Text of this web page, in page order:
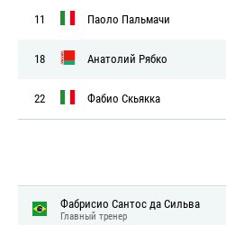
11 Паоло Пальмачи
18 Анатолий Рябко
22 Фабио Скьякка
Фабрисио Сантос да Сильва
Главный тренер